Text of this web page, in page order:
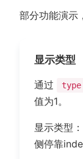
部分功能演示
显示类型
通过 type
值为1。
显示类型：
侧停靠